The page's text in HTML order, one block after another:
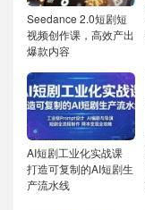
Seedance 2.0短剧短
视频创作课，高效产出
爆款内容
AI短剧工业化实战课
打造可复制的AI短剧生
产流水线